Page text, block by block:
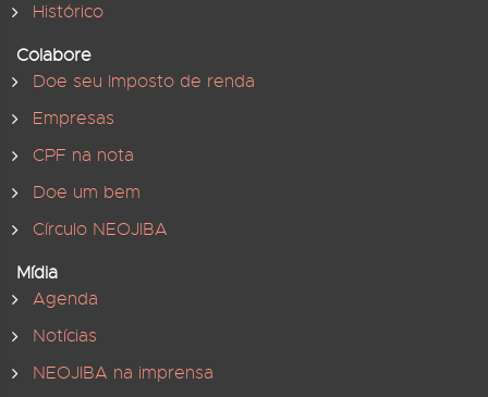
Histórico
Colabore
Doe seu Imposto de renda
Empresas
CPF na nota
Doe um bem
Círculo NEOJIBA
Mídia
Agenda
Notícias
NEOJIBA na imprensa